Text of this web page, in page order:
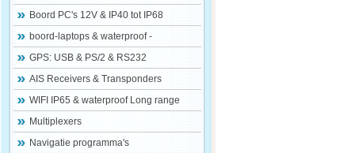
Boord PC's 12V & IP40 tot IP68
boord-laptops & waterproof -
GPS: USB & PS/2 & RS232
AIS Receivers & Transponders
WIFI IP65 & waterproof Long range
Multiplexers
Navigatie programma's